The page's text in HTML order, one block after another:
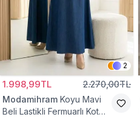
2
1.998,99TL 2.270,00TL
Modamihram Koyu Mavi
Beli Lastikli Fermuarlı Kot